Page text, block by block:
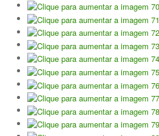
Masters Torneio Escada
Inter-Clubes +35
Galeria 2012
Lumiar Kids Open XI
Smashtour
Galeria 2011